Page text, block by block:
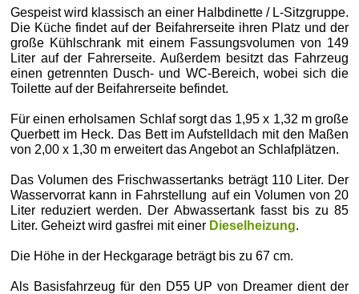
Gespeist wird klassisch an einer Halbdinette / L-Sitzgruppe.
Die Küche findet auf der Beifahrerseite ihren Platz und der
große Kühlschrank mit einem Fassungsvolumen von 149
Liter auf der Fahrerseite. Außerdem besitzt das Fahrzeug
einen getrennten Dusch- und WC-Bereich, wobei sich die
Toilette auf der Beifahrerseite befindet.
Für einen erholsamen Schlaf sorgt das 1,95 x 1,32 m große
Querbett im Heck. Das Bett im Aufstelldach mit den Maßen
von 2,00 x 1,30 m erweitert das Angebot an Schlafplätzen.
Das Volumen des Frischwassertanks beträgt 110 Liter. Der
Wasservorrat kann in Fahrstellung auf ein Volumen von 20
Liter reduziert werden. Der Abwassertank fasst bis zu 85
Liter. Geheizt wird gasfrei mit einer Dieselheizung.
Die Höhe in der Heckgarage beträgt bis zu 67 cm.
Als Basisfahrzeug für den D55 UP von Dreamer dient der